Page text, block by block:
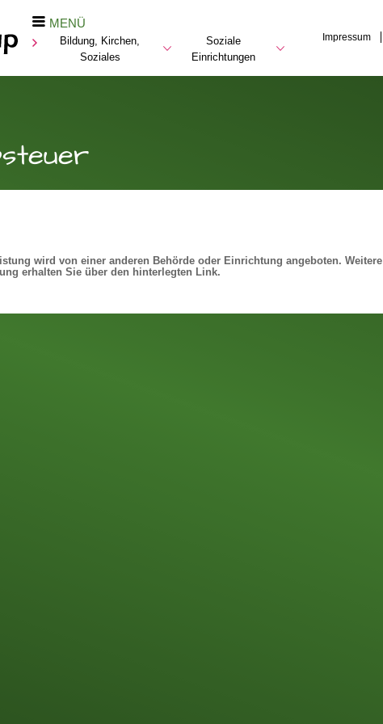
MENÜ
Bildung, Kirchen,
Soziales
Soziale
Einrichtungen
Impressum
wird von einer anderen Behörde oder Einrichtung angeboten. Weitere
erhalten Sie über den hinterlegten Link.